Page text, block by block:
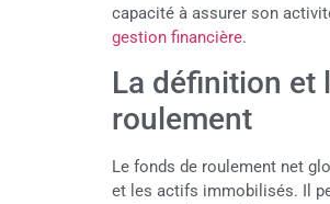
capacité à assurer son
gestion financière.
La définition et
roulement
Le fonds de roulement net
et les actifs immobilisés. Il